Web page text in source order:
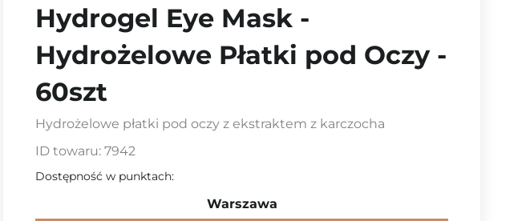
Hydrogel Eye Mask -
Hydrożelowe Płatki pod Oczy -
60szt
Hydrożelowe płatki pod oczy z ekstraktem z karczocha
ID towaru: 7942
Dostępność w punktach:
Warszawa